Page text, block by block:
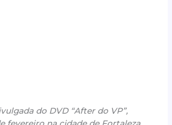
do DVD “After do VP”,
fevereiro na cidade de Fortaleza